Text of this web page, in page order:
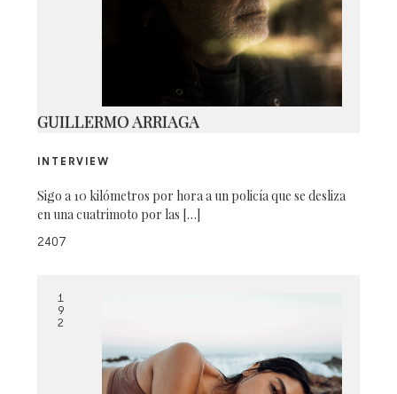
22
GUILLERMO ARRIAGA
INTERVIEW
Sigo a 10 kilómetros por hora a un policía que se desliza
en una cuatrimoto por las […]
2407
1
9
2